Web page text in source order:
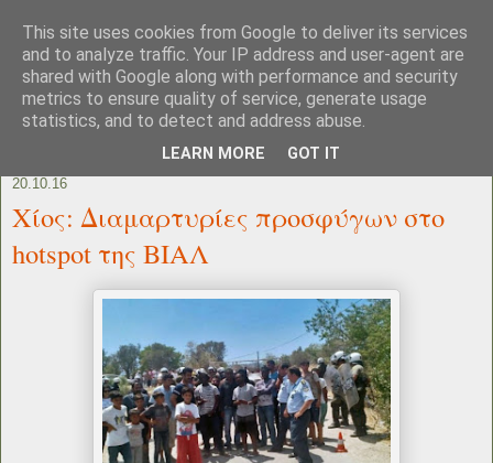
20.10.16
Xίος: Διαμαρτυρίες προσφύγων στο
hotspot της ΒΙΑΛ
This site uses cookies from Google to deliver its services
and to analyze traffic. Your IP address and user-agent are
shared with Google along with performance and security
metrics to ensure quality of service, generate usage
statistics, and to detect and address abuse.
LEARN MORE GOT IT